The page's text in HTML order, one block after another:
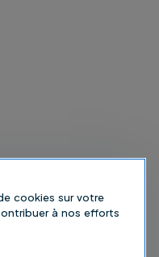
cookies sur votre
à nos efforts